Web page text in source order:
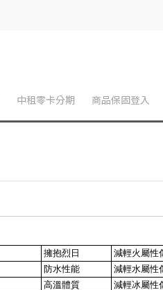
中租零卡分期 商品保固登入